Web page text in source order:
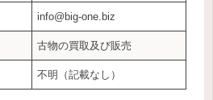
info@big-one.biz
古物の買取及び販売
不明（記載なし）